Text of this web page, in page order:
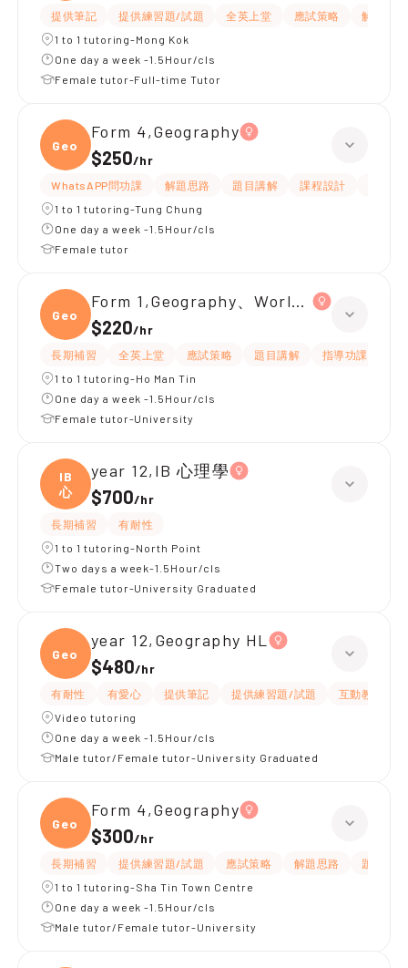
提供筆記 提供練習題/試題 全英上堂 應試策略
解題思路
1 to 1 tutoring-Mong Kok
One day a week -1.5Hour/cls
Female tutor-Full-time Tutor
Geogr
Form 4,Geography
$250/hr
WhatsAPP問功課 解題思路 題目講解 課程設計
1 to 1 tutoring-Tung Chung
One day a week -1.5Hour/cls
Female tutor
Geogr
Form 1,Geography、World History、
$220/hr
長期補習 全英上堂 應試策略 題目講解 指導功課
1 to 1 tutoring-Ho Man Tin
One day a week -1.5Hour/cls
Female tutor-University
IB
心
year 12,IB 心理學
$700/hr
長期補習
有耐性
1 to 1 tutoring-North Point
Two days a week-1.5Hour/cls
Female tutor-University Graduated
Geogr
year 12,Geography HL
$480/hr
有耐性 有愛心 提供筆記 提供練習題/試題 互動教學
Video tutoring
One day a week -1.5Hour/cls
Male tutor/Female tutor-University Graduated
Geogr
Form 4,Geography
$300/hr
長期補習 提供練習題/試題 應試策略 解題思路
題目講解
1 to 1 tutoring-Sha Tin Town Centre
One day a week -1.5Hour/cls
Male tutor/Female tutor-University